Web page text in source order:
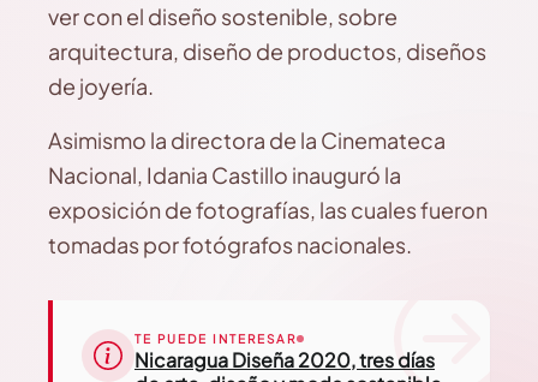
ver con el diseño sostenible, sobre
arquitectura, diseño de productos, diseños
de joyería.
Asimismo la directora de la Cinemateca
Nacional, Idania Castillo inauguró la
exposición de fotografías, las cuales fueron
tomadas por fotógrafos nacionales.
TE PUEDE INTERESAR
Nicaragua Diseña 2020, tres días